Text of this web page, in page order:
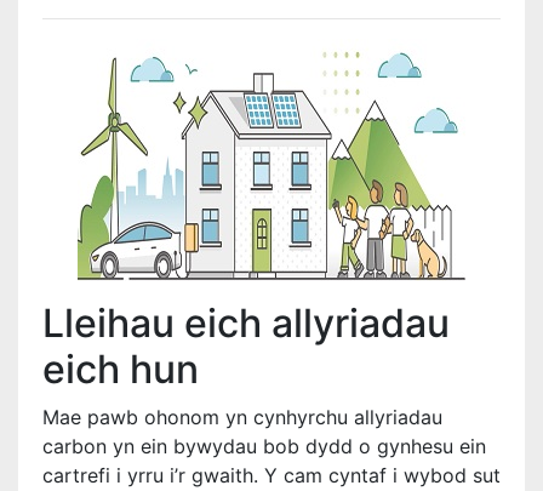
Lleihau eich allyriadau
eich hun
Mae pawb ohonom yn cynhyrchu allyriadau
carbon yn ein bywydau bob dydd o gynhesu ein
cartrefi i yrru i’r gwaith. Y cam cyntaf i wybod sut